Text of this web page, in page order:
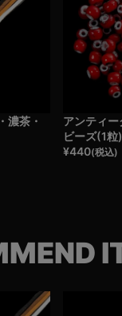
濃茶・
アンティ
ビーズ(1粒)
¥440(税込)